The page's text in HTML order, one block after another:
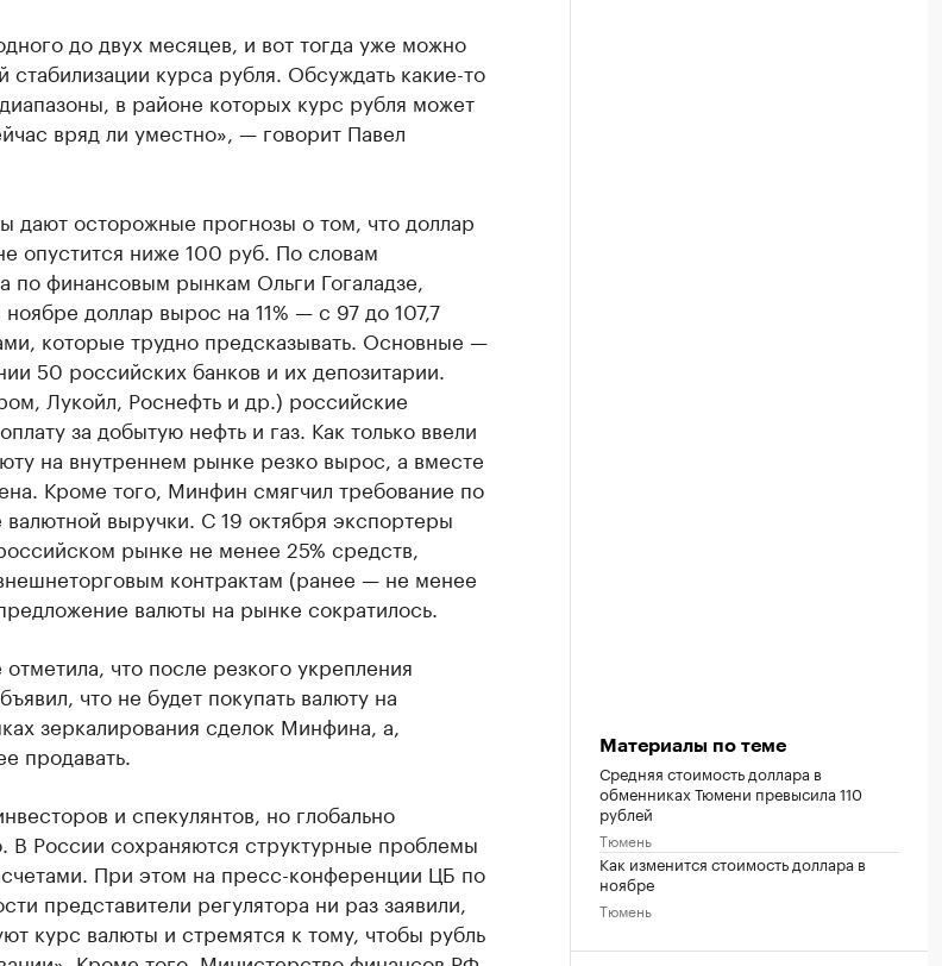
до двух месяцев, и вот тогда уже можно
стабилизации курса рубля. Обсуждать какие-то
в районе которых курс рубля может
вряд ли уместно», — говорит Павел
дают осторожные прогнозы о том, что доллар
опустится ниже 100 руб. По словам
по финансовым рынкам Ольги Гогаладзе,
доллар вырос на 11% — с 97 до 107,7
которые трудно предсказывать. Основные —
50 российских банков и их депозитарии.
Лукойл, Роснефть и др.) российские
за добытую нефть и газ. Как только ввели
на внутреннем рынке резко вырос, а вместе
Кроме того, Минфин смягчил требование по
валютной выручки. С 19 октября экспортеры
рынке не менее 25% средств,
контрактам (ранее — не менее
валюты на рынке сократилось.
отметила, что после резкого укрепления
что не будет покупать валюту на
зеркалирования сделок Минфина, а,
продавать.
и спекулянтов, но глобально
В России сохраняются структурные проблемы
При этом на пресс-конференции ЦБ по
представители регулятора ни раз заявили,
курс валюты и стремятся к тому, чтобы рубль
Материалы по теме
Средняя стоимость доллара в
обменниках Тюмени превысила 110
рублей
Тюмень
Как изменится стоимость доллара в
ноябре
Тюмень